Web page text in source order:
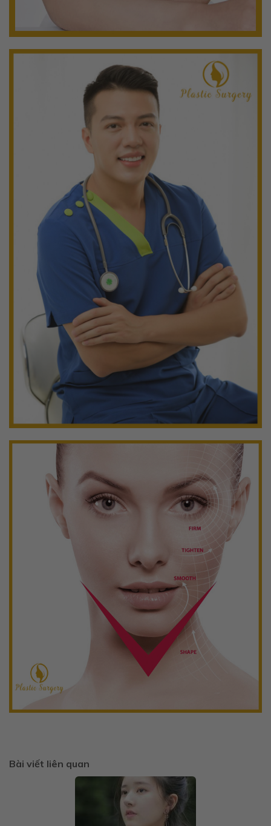
Bài viết liên quan